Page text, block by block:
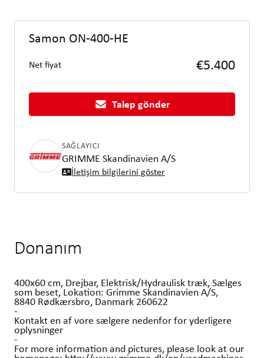
Samon ON-400-HE
Net fiyat €5.400
Talep gönder
SAĞLAYICI
GRIMME Skandinavien A/S
İletişim bilgilerini göster
Donanım
400x60 cm, Drejbar, Elektrisk/Hydraulisk træk, Sælges
som beset, Lokation: Grimme Skandinavien A/S,
8840 Rødkærsbro, Danmark 260622
-
Kontakt en af vore sælgere nedenfor for yderligere
oplysninger
-
For more information and pictures, please look at our